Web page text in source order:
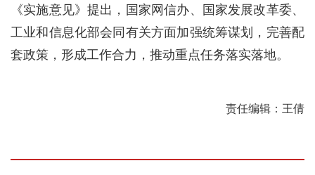
《实施意见》提出，国家网信办、国家发展改革委、
工业和信息化部会同有关方面加强统筹谋划，完善配
套政策，形成工作合力，推动重点任务落实落地。
责任编辑：王倩